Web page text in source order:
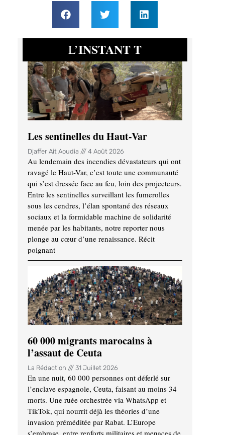
L’INSTANT T
Les sentinelles du Haut-Var
Djaffer Ait Aoudia 4 Août 2026
Au lendemain des incendies dévastateurs qui ont
ravagé le Haut-Var, c’est toute une communauté
qui s’est dressée face au feu, loin des projecteurs.
Entre les sentinelles surveillant les fumerolles
sous les cendres, l’élan spontané des réseaux
sociaux et la formidable machine de solidarité
menée par les habitants, notre reporter nous
plonge au cœur d’une renaissance. Récit
poignant
60 000 migrants marocains à
l’assaut de Ceuta
La Rédaction 31 Juillet 2026
En une nuit, 60 000 personnes ont déferlé sur
l’enclave espagnole, Ceuta, faisant au moins 34
morts. Une ruée orchestrée via WhatsApp et
TikTok, qui nourrit déjà les théories d’une
invasion préméditée par Rabat. L’Europe